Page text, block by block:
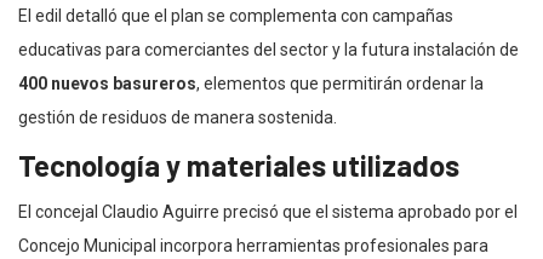
El edil detalló que el plan se complementa con campañas
educativas para comerciantes del sector y la futura instalación de
400 nuevos basureros, elementos que permitirán ordenar la
gestión de residuos de manera sostenida.
Tecnología y materiales utilizados
El concejal Claudio Aguirre precisó que el sistema aprobado por el
Concejo Municipal incorpora herramientas profesionales para